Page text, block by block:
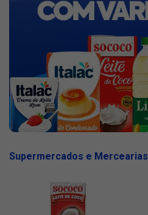
Supermercados e Mercearias